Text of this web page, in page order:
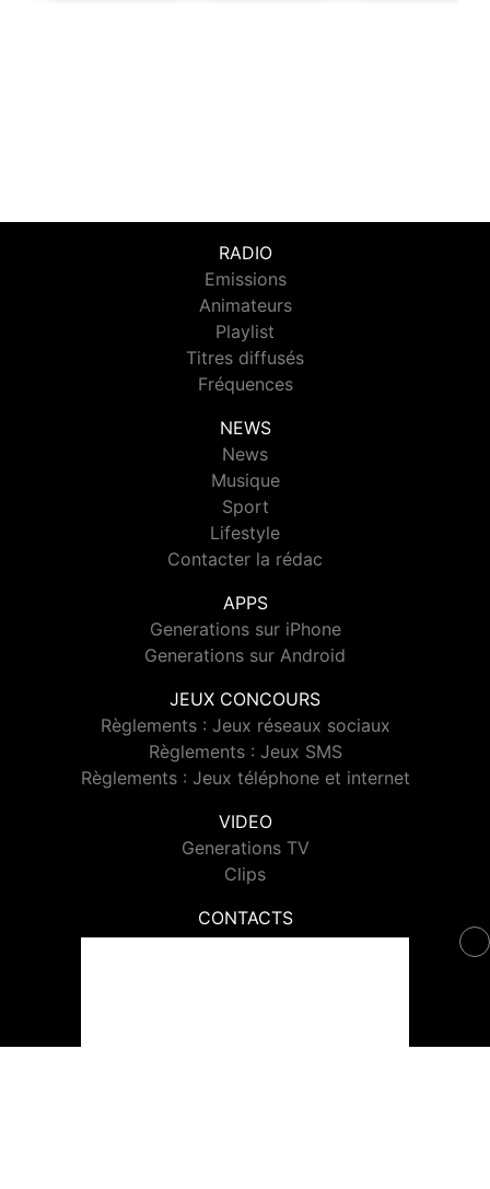
RADIO
Emissions
Animateurs
Playlist
Titres diffusés
Fréquences
NEWS
News
Musique
Sport
Lifestyle
Contacter la rédac
APPS
Generations sur iPhone
Generations sur Android
JEUX CONCOURS
Règlements : Jeux réseaux sociaux
Règlements : Jeux SMS
Règlements : Jeux téléphone et internet
VIDEO
Generations TV
Clips
CONTACTS
Contacter Generations